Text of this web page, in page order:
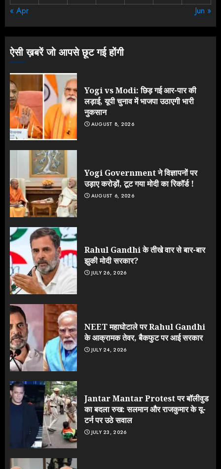
3
झुकी मोदी सरकार?
JULY 26, 2026
« Apr Jun »
ऐसी ख़बरें जो आपसे छूट गई होंगी
Yogi vs Modi: छिड़ गई आर-पार की
लड़ाई, यूपी चुनाव में भाजपा उठाएगी भारी
नुकसान
AUGUST 8, 2026
Yogi Government ने विज्ञापनों पर
उड़ाए करोड़ों, टूट गया मोदी का रिकॉर्ड !
AUGUST 6, 2026
Rahul Gandhi के तीखे वार से बार-बार
झुकी मोदी सरकार?
JULY 26, 2026
NEET महाघोटाले पर Rahul Gandhi
के आक्रामक तेवर, बैकफुट पर आई सरकार
JULY 24, 2026
Jantar Mantar Protest पर बॉलीवुड
का बदला रुख: सलमान और राजकुमार के यू-
टर्न पर उठे सवाल
JULY 23, 2026